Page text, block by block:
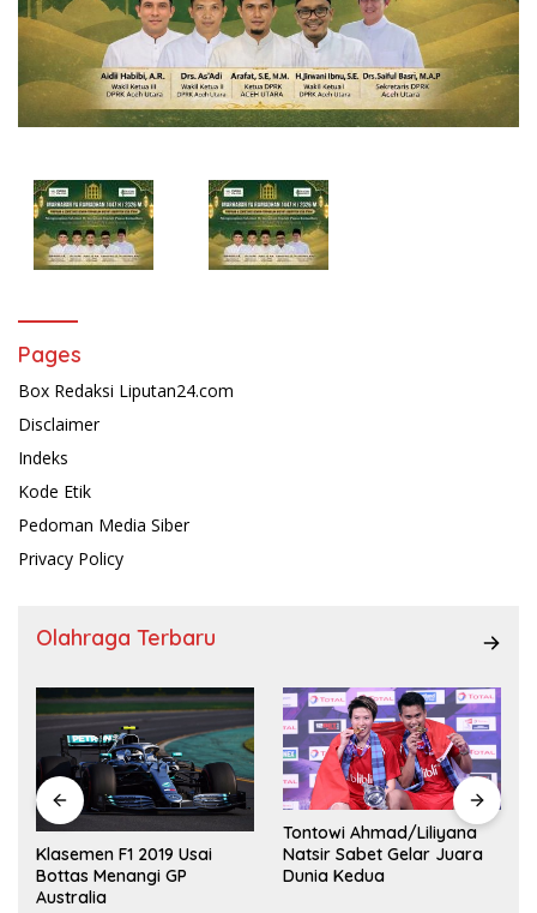
Pages
Box Redaksi Liputan24.com
Disclaimer
Indeks
Kode Etik
Pedoman Media Siber
Privacy Policy
Olahraga Terbaru
Klasemen F1 2019 Usai
Bottas Menangi GP
Australia
Tontowi Ahmad/Liliyana
Natsir Sabet Gelar Juara
Dunia Kedua